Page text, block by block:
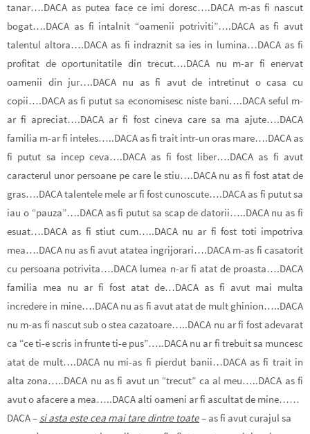
tanar….DACA as putea face ce imi doresc….DACA m-as fi nascut
bogat….DACA as fi intalnit “oamenii potriviti”….DACA as fi avut
talentul altora….DACA as fi indraznit sa ies in lumina…DACA as fi
profitat de oportunitatile din trecut….DACA nu m-ar fi enervat
oamenii din jur….DACA nu as fi avut de intretinut o casa cu
copii….DACA as fi putut sa economisesc niste bani….DACA seful m-
ar fi apreciat….DACA ar fi fost cineva care sa ma ajute….DACA
familia m-ar fi inteles…..DACA as fi trait intr-un oras mare….DACA as
fi putut sa incep ceva….DACA as fi fost liber….DACA as fi avut
caracterul unor persoane pe care le stiu….DACA nu as fi fost atat de
gras….DACA talentele mele ar fi fost cunoscute….DACA as fi putut sa
iau o “pauza”….DACA as fi putut sa scap de datorii…..DACA nu as fi
esuat….DACA as fi stiut cum…..DACA nu ar fi fost toti impotriva
mea….DACA nu as fi avut atatea ingrijorari….DACA m-as fi casatorit
cu persoana potrivita….DACA lumea n-ar fi atat de proasta….DACA
familia mea nu ar fi fost atat de…DACA as fi avut mai multa
incredere in mine….DACA nu as fi avut atat de mult ghinion…..DACA
nu m-as fi nascut sub o stea cazatoare…..DACA nu ar fi fost adevarat
ca “ce ti-e scris in frunte ti-e pus”…..DACA nu ar fi trebuit sa muncesc
atat de mult….DACA nu mi-as fi pierdut banii…DACA as fi trait in
alta zona…..DACA nu as fi avut un “trecut” ca al meu…..DACA as fi
avut o afacere a mea…..DACA alti oameni ar fi ascultat de mine……
DACA – si asta este cea mai tare dintre toate– as fi avut curajul sa